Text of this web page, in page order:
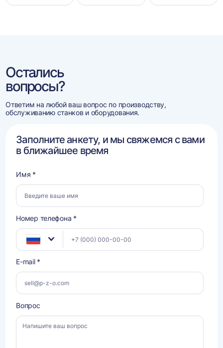
Остались
вопросы?
Ответим на любой ваш вопрос по производству,
обслуживанию станков и оборудования.
Заполните анкету, и мы свяжемся с вами
в ближайшее время
Имя *
Номер телефона *
E-mail *
Вопрос